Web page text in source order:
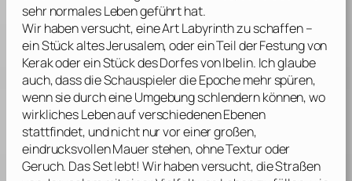
sehr normales Leben geführt hat.
Wir haben versucht, eine Art Labyrinth zu schaffen –
ein Stück altes Jerusalem, oder ein Teil der Festung von
Kerak oder ein Stück des Dorfes von Ibelin. Ich glaube
auch, dass die Schauspieler die Epoche mehr spüren,
wenn sie durch eine Umgebung schlendern können, wo
wirkliches Leben auf verschiedenen Ebenen
stattfindet, und nicht nur vor einer großen,
eindrucksvollen Mauer stehen, ohne Textur oder
Geruch. Das Set lebt! Wir haben versucht, die Straßen